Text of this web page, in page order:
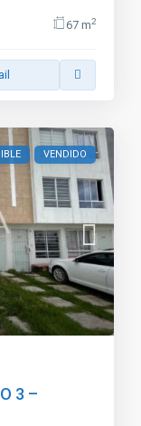
67 m2
VENDIDO
3 –